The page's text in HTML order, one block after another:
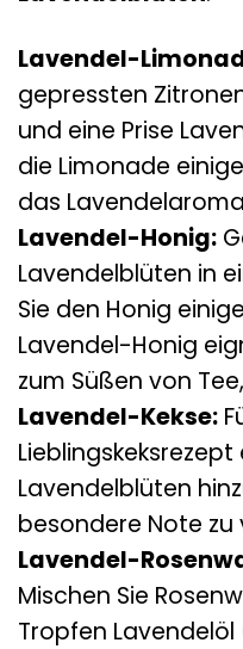
Lavendel-
gepressten
und eine Prise
die Limonade
das
Lavendel-Honig:
Lavendelblüten in
Sie den Honig
Lavendel-Honig
zum Süßen von
Lavendel-Kekse:
Lieblingskeksrezept
Lavendelblüten
besondere Note zu
Lavendel-
Mischen Sie
Tropfen